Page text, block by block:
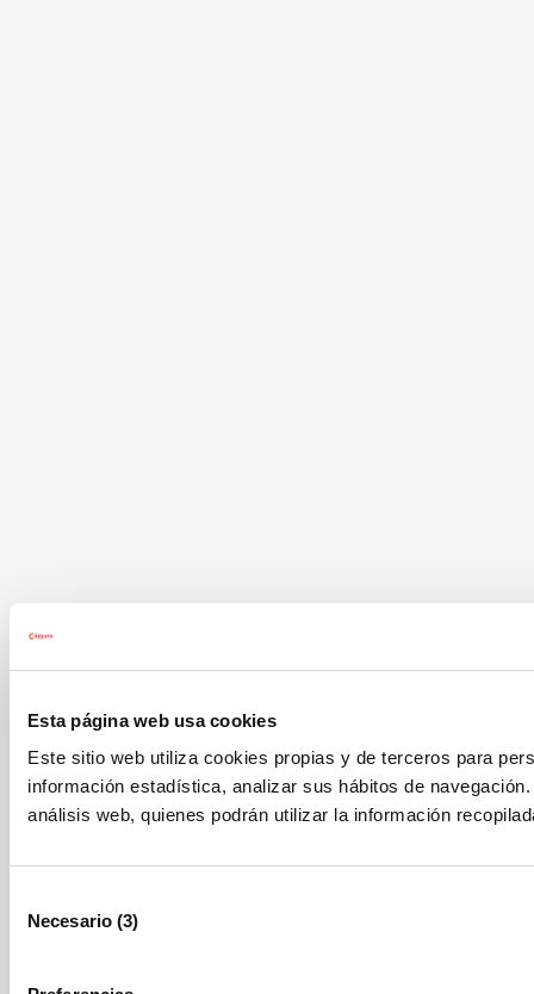
Esta página web usa cookies
Este sitio web utiliza cookies propias y de terceros para
información estadística, analizar sus hábitos de
análisis web, quienes podrán utilizar la información
Necesario (3)